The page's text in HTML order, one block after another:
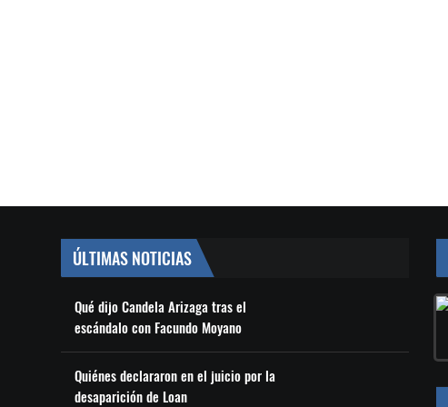
ÚLTIMAS NOTICIAS
Qué dijo Candela Arizaga tras el
escándalo con Facundo Moyano
Quiénes declararon en el juicio por la
desaparición de Loan